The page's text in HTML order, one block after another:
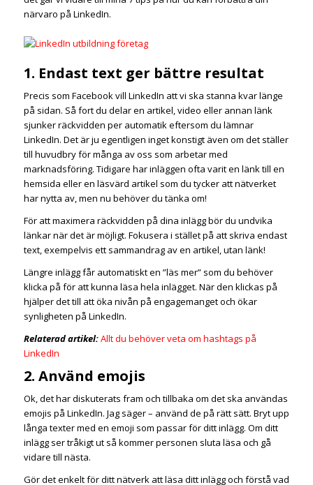
närvaro på LinkedIn.
1. Endast text ger bättre resultat
Precis som Facebook vill LinkedIn att vi ska stanna kvar länge
på sidan. Så fort du delar en artikel, video eller annan länk
sjunker räckvidden per automatik eftersom du lämnar
LinkedIn. Det är ju egentligen inget konstigt även om det ställer
till huvudbry för många av oss som arbetar med
marknadsföring. Tidigare har inläggen ofta varit en länk till en
hemsida eller en läsvärd artikel som du tycker att nätverket
har nytta av, men nu behöver du tänka om!
För att maximera räckvidden på dina inlägg bör du undvika
länkar när det är möjligt. Fokusera i stället på att skriva endast
text, exempelvis ett sammandrag av en artikel, utan länk!
Längre inlägg får automatiskt en ”läs mer” som du behöver
klicka på för att kunna läsa hela inlägget. När den klickas på
hjälper det till att öka nivån på engagemanget och ökar
synligheten på LinkedIn.
Relaterad artikel:Allt du behöver veta om hashtags på
LinkedIn
2. Använd emojis
Ok, det har diskuterats fram och tillbaka om det ska användas
emojis på LinkedIn. Jag säger – använd de på rätt sätt. Bryt upp
långa texter med en emoji som passar för ditt inlägg. Om ditt
inlägg ser tråkigt ut så kommer personen sluta läsa och gå
vidare till nästa.
Gör det enkelt för ditt nätverk att läsa ditt inlägg och förstå vad